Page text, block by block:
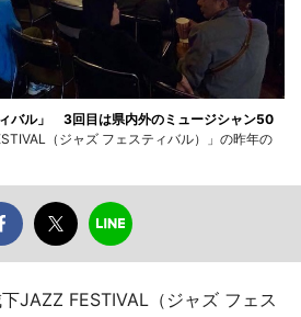
バル」 3回目は県内外のミュージシャン50
（ジャズ フェスティバル）」の昨年の
JAZZ FESTIVAL（ジャズ フェス